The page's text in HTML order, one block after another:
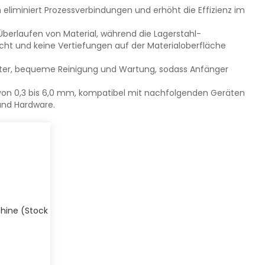
Prozessverbindungen und erhöht die Effizienz im
von Material, während die Lagerstahl-
und keine Vertiefungen auf der Materialoberfläche
bequeme Reinigung und Wartung, sodass Anfänger
0,3 bis 6,0 mm, kompatibel mit nachfolgenden Geräten
Hardware.